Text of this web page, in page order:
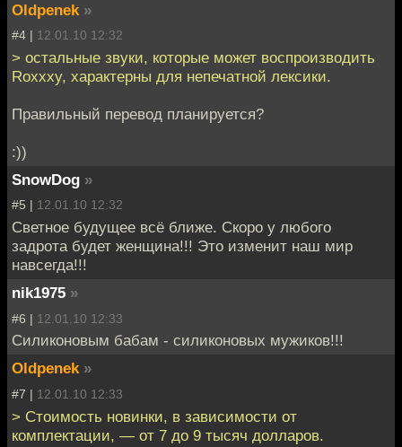
Oldpenek »
#4 | 12.01.10 12:32
> остальные звуки, которые может воспроизводить
Roxxxy, характерны для непечатной лексики.
Правильный перевод планируется?
:))
SnowDog »
#5 | 12.01.10 12:32
Светное будущее всё ближе. Скоро у любого
задрота будет женщина!!! Это изменит наш мир
навсегда!!!
nik1975 »
#6 | 12.01.10 12:33
Силиконовым бабам - силиконовых мужиков!!!
Oldpenek »
#7 | 12.01.10 12:33
> Стоимость новинки, в зависимости от
комплектации, — от 7 до 9 тысяч долларов.